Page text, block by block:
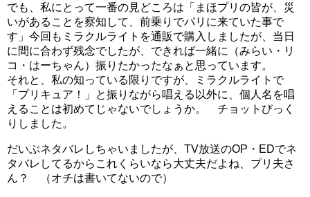
でも、私にとって一番の見どころは「まほプリの皆が、災
いがあることを察知して、前乗りでパリに来ていた事で
す」今回もミラクルライトを通販で購入しましたが、当日
に間に合わず残念でしたが、できれば一緒に（みらい・リ
コ・はーちゃん）振りたかったなぁと思っています。
それと、私の知っている限りですが、ミラクルライトで
「プリキュア！」と振りながら唱える以外に、個人名を唱
えることは初めてじゃないでしょうか。 チョットびっく
りしました。
だいぶネタバレしちゃいましたが、TV放送のOP・EDでネ
タバレしてるからこれくらいなら大丈夫だよね、プリ夫さ
ん？ （オチは書いてないので）